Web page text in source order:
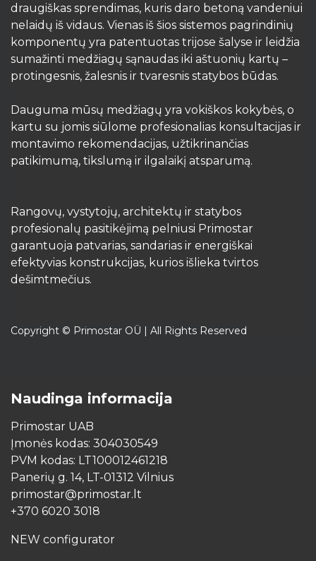
draugiškas sprendimas, kuris daro betoną vandeniui
nelaidų iš vidaus. Vienas iš šios sistemos pagrindinių
komponentų yra patentuotas trijose šalyse ir leidžia
sumažinti medžiagų sąnaudas iki aštuonių kartų –
protingesnis, žalesnis ir tvaresnis statybos būdas.
Dauguma mūsų medžiagų yra vokiškos kokybės, o
kartu su jomis siūlome profesionalias konsultacijas ir
montavimo rekomendacijas, užtikrinančias
patikimumą, tikslumą ir ilgalaikį atsparumą.
Rangovų, vystytojų, architektų ir statybos
profesionalų pasitikėjimą pelniusi Primostar
garantuoja patvarias, sandarias ir energiškai
efektyvias konstrukcijas, kurios išlieka tvirtos
dešimtmečius.​
Copyright © Primostar OÜ | All Rights Reserved
Naudinga informacija
Primostar UAB
Įmonės kodas: 304030549
PVM kodas: LT100012461218
Panerių g. 14, LT-01312 Vilnius
primostar@primostar.lt
+370 6020 3018
NEW configurator